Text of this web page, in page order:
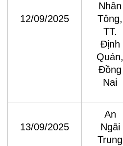
12/09/2025
Nhân
Tông,
TT.
Định
Quán,
Đồng
Nai
13/09/2025
An
Ngãi
Trung